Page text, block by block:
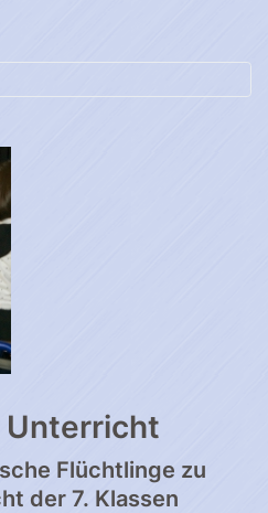
Unterricht
Flüchtlinge zu
der 7. Klassen